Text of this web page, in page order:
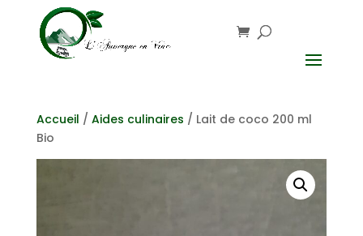
Accueil / Aides culinaires / Lait de coco 200 ml
Bio